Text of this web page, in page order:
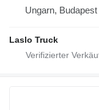
Ungarn, Budapest
Laslo Truck